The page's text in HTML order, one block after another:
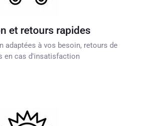
et retours rapides
adaptées à vos besoin, retours de
en cas d'insatisfaction